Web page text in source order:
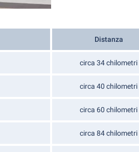
Distanza
circa 34 chilometri
circa 40 chilometri
circa 60 chilometri
circa 84 chilometri